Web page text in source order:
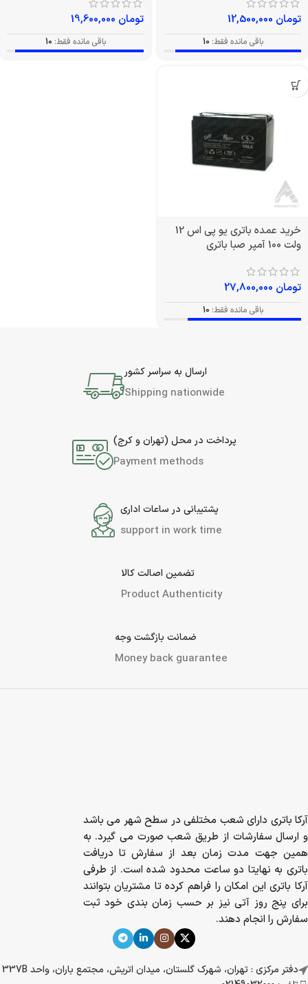
تومان
باقی مانده فقط: 10
تومان
باقی مانده فقط: 10
خرید عمده باتری یو پی اس 12
ولت 100 آمپر صبا باتری
تومان
باقی مانده فقط: 10
ارسال به سراسر کشور
Shipping nationwide
پرداخت در محل (تهران و کرج)
Payment methods
پشتیبانی در ساعات اداری
support in work time
تضمین اصالت کالا
Product Authenticity
ضمانت بازگشت وجه
Money back guarantee
آرکا باتری دارای شعب مختلفی در سطح شهر می باشد
و ارسال سفارشات از طریق شعب صورت می گیرد. به
همین جهت مدت زمان بعد از سفارش تا دریافت
باتری به نهایتا دو ساعت محدود شده است. از طرفی
آرکا باتری این امکان را فراهم کرده تا مشتریان بتوانند
برای پنج روز آتی نیز بر حسب زمان بندی خود ثبت
سفارش را انجام دهند.
دفتر مرکزی : تهران، شهرک گلستان، میدان اتریش، مجتمع باران، واحد 337B